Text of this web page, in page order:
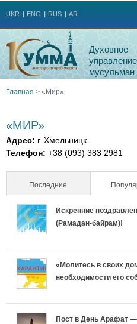
UKR ENG RUS AR
Духовное
управление
мусульман
здесь
Главная > «Мир»
«МИР»
Адрес: г. Хмельницк
Телефон: +38 (093) 383 2981
Последние
Искренние
(Рамадан-байрам)!
«Молитесь в своих
необходимости его
Пост в День Арафат —